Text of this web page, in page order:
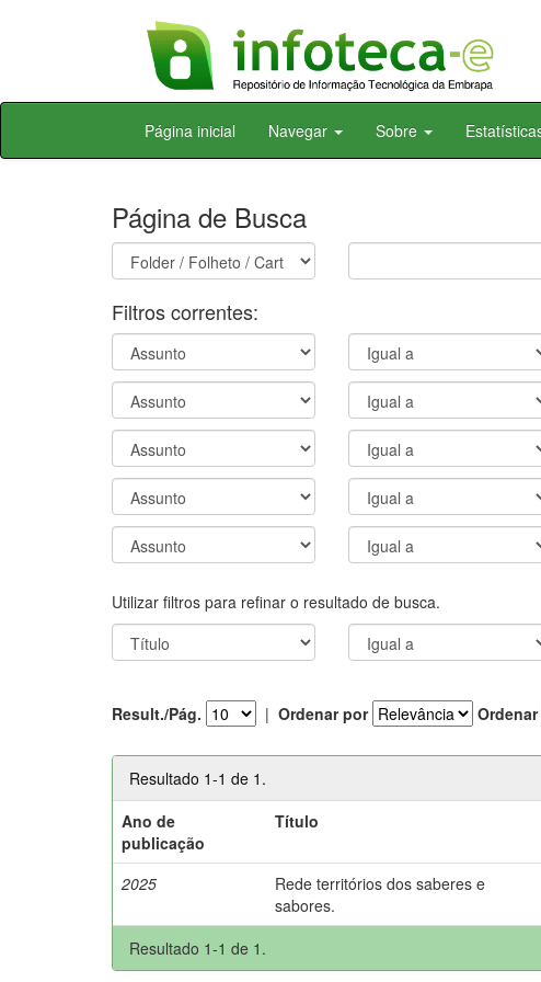
Skip
Página inicial Navegar Sobre
Página de Busca
Filtros correntes:
Utilizar filtros para refinar o resultado de busca.
Result./Pág. | Ordenar por Ordenar
Resultado 1-1 de 1.
Ano de
publicação
Título
2025
Rede territórios dos saberes e
sabores.
Resultado 1-1 de 1.